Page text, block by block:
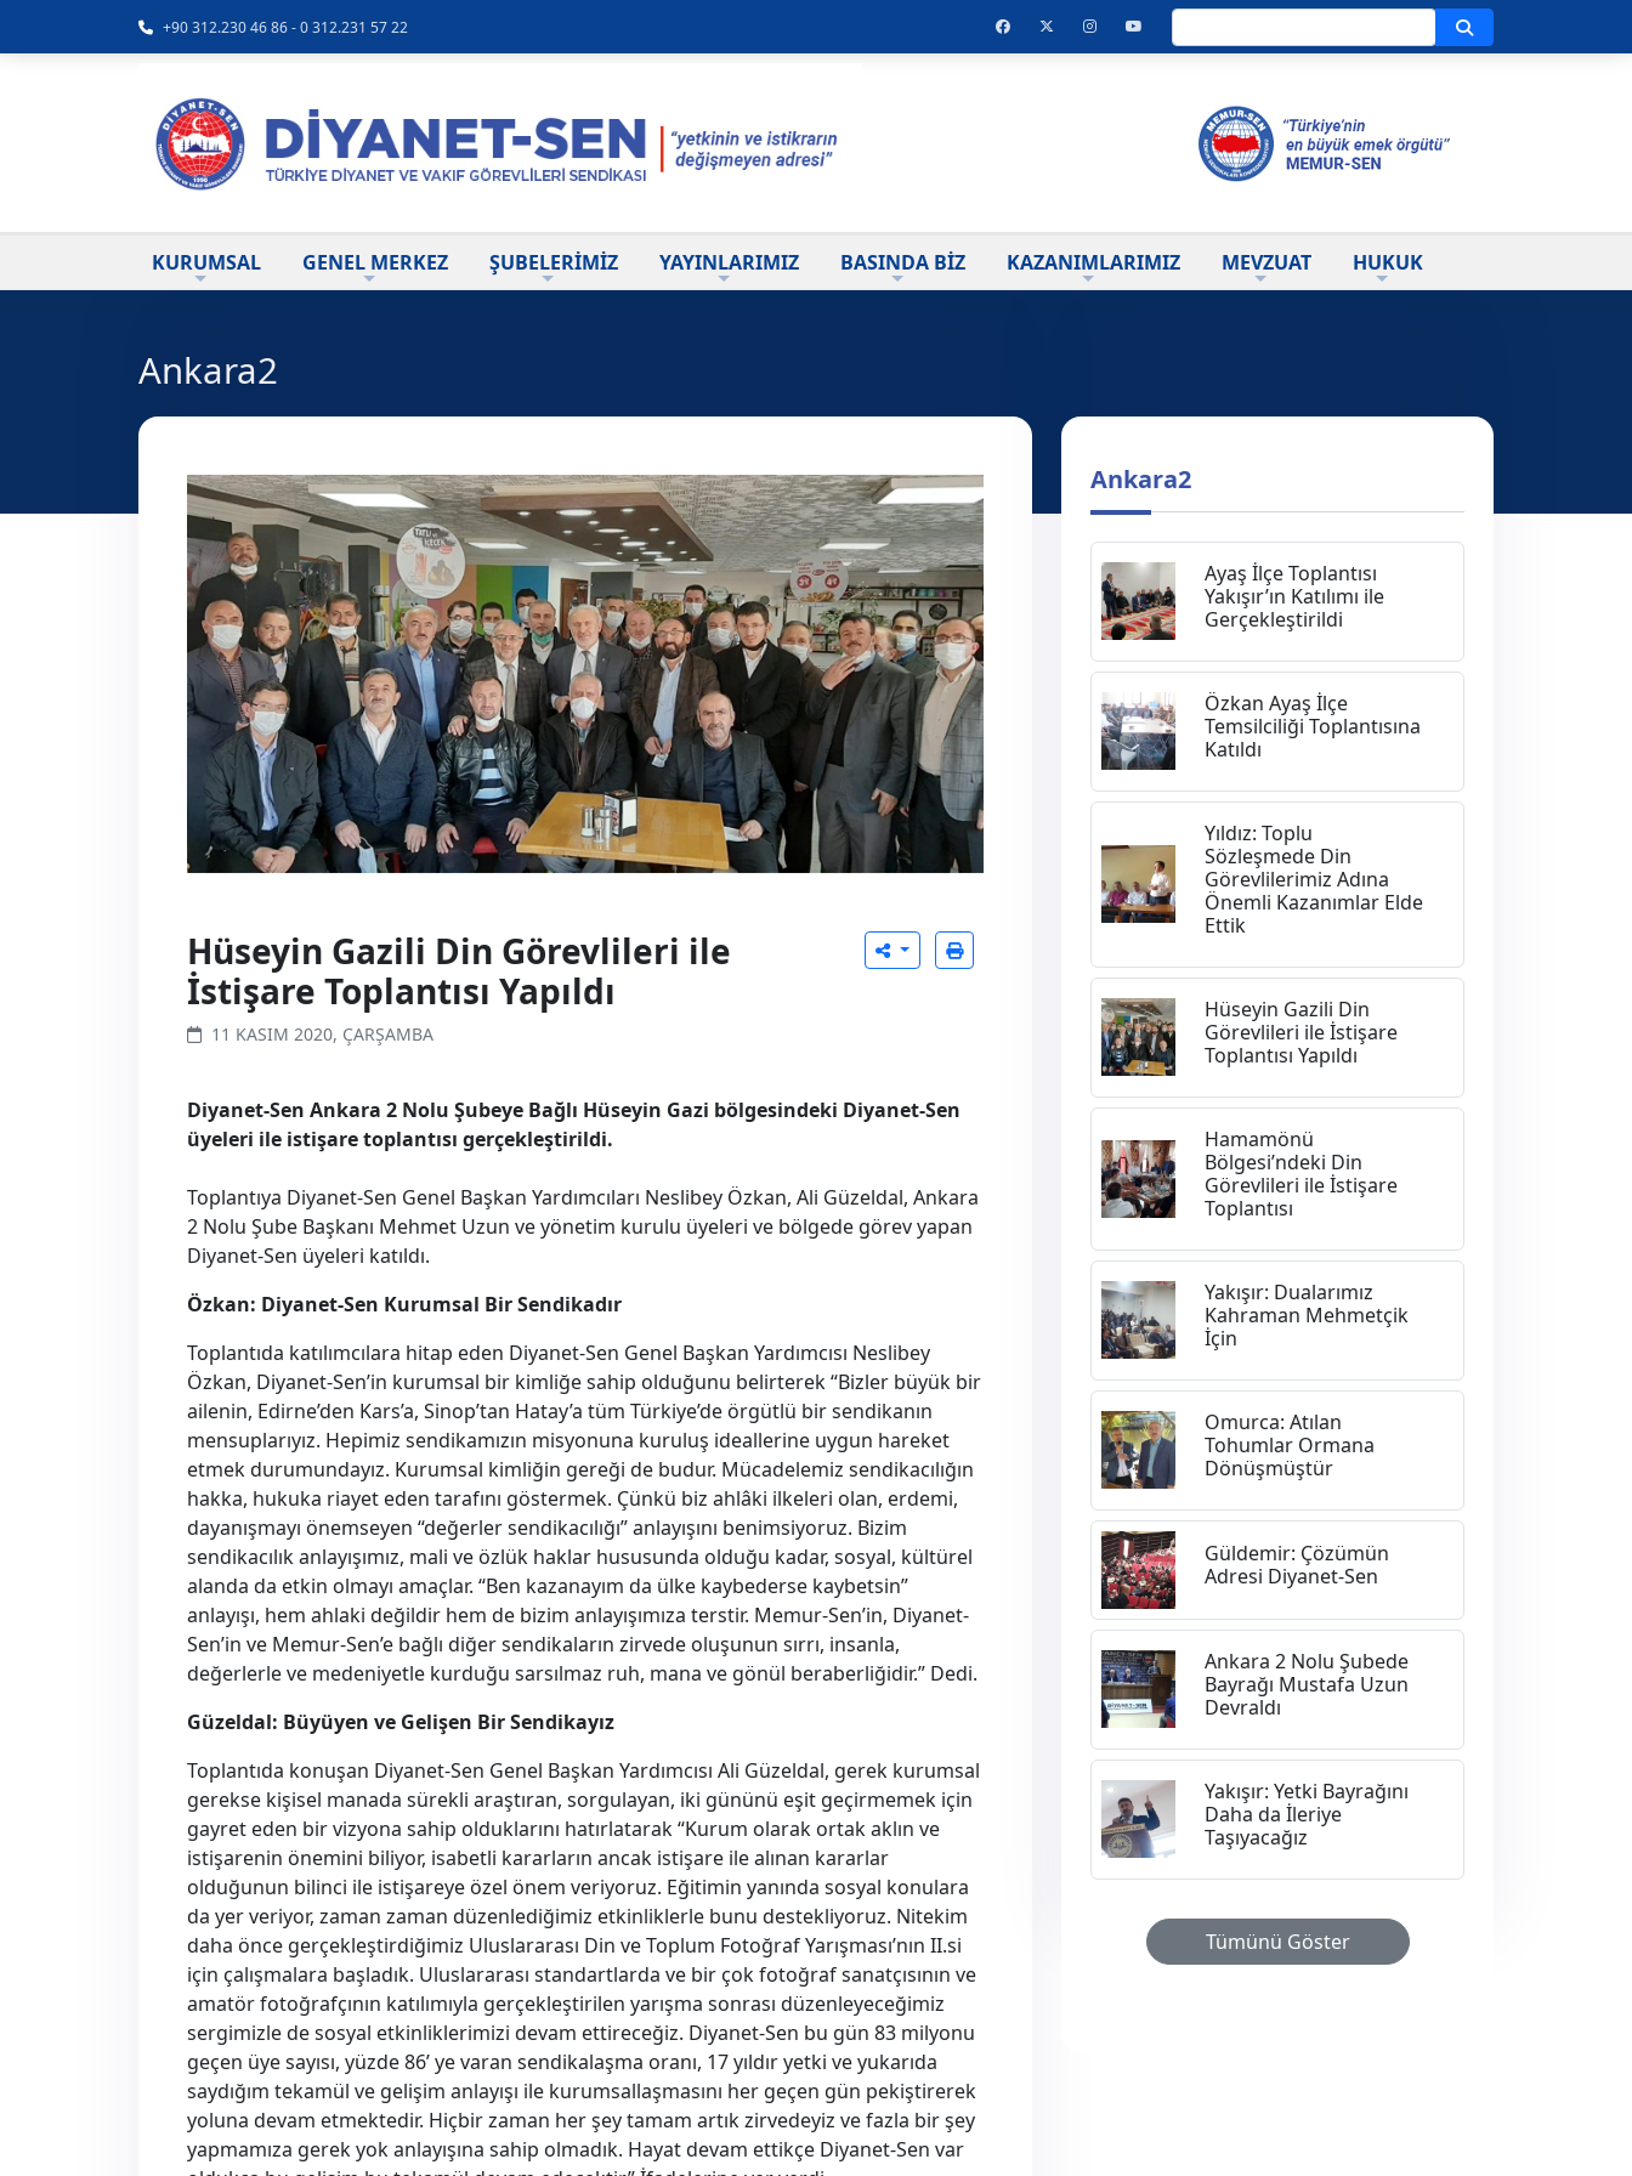
+90 312.230 46 86 - 0 312.231 57 22
KURUMSAL GENEL MERKEZ ŞUBELERİMİZ YAYINLARIMIZ BASINDA BİZ KAZANIMLARIMIZ MEVZUAT HUKUK
Ankara2
Hüseyin Gazili Din Görevlileri ile
İstişare Toplantısı Yapıldı
11 KASIM 2020, ÇARŞAMBA
Diyanet-Sen Ankara 2 Nolu Şubeye Bağlı Hüseyin Gazi bölgesindeki Diyanet-Sen
üyeleri ile istişare toplantısı gerçekleştirildi.
Toplantıya Diyanet-Sen Genel Başkan Yardımcıları Neslibey Özkan, Ali Güzeldal, Ankara
2 Nolu Şube Başkanı Mehmet Uzun ve yönetim kurulu üyeleri ve bölgede görev yapan
Diyanet-Sen üyeleri katıldı.
Özkan: Diyanet-Sen Kurumsal Bir Sendikadır
Toplantıda katılımcılara hitap eden Diyanet-Sen Genel Başkan Yardımcısı Neslibey
Özkan, Diyanet-Sen’in kurumsal bir kimliğe sahip olduğunu belirterek “Bizler büyük bir
ailenin, Edirne’den Kars’a, Sinop’tan Hatay’a tüm Türkiye’de örgütlü bir sendikanın
mensuplarıyız. Hepimiz sendikamızın misyonuna kuruluş ideallerine uygun hareket
etmek durumundayız. Kurumsal kimliğin gereği de budur. Mücadelemiz sendikacılığın
hakka, hukuka riayet eden tarafını göstermek. Çünkü biz ahlâki ilkeleri olan, erdemi,
dayanışmayı önemseyen “değerler sendikacılığı” anlayışını benimsiyoruz. Bizim
sendikacılık anlayışımız, mali ve özlük haklar hususunda olduğu kadar, sosyal, kültürel
alanda da etkin olmayı amaçlar. “Ben kazanayım da ülke kaybederse kaybetsin”
anlayışı, hem ahlaki değildir hem de bizim anlayışımıza terstir. Memur-Sen’in, Diyanet-
Sen’in ve Memur-Sen’e bağlı diğer sendikaların zirvede oluşunun sırrı, insanla,
değerlerle ve medeniyetle kurduğu sarsılmaz ruh, mana ve gönül beraberliğidir.” Dedi.
Güzeldal: Büyüyen ve Gelişen Bir Sendikayız
Toplantıda konuşan Diyanet-Sen Genel Başkan Yardımcısı Ali Güzeldal, gerek kurumsal
gerekse kişisel manada sürekli araştıran, sorgulayan, iki gününü eşit geçirmemek için
gayret eden bir vizyona sahip olduklarını hatırlatarak “Kurum olarak ortak aklın ve
istişarenin önemini biliyor, isabetli kararların ancak istişare ile alınan kararlar
olduğunun bilinci ile istişareye özel önem veriyoruz. Eğitimin yanında sosyal konulara
da yer veriyor, zaman zaman düzenlediğimiz etkinliklerle bunu destekliyoruz. Nitekim
daha önce gerçekleştirdiğimiz Uluslararası Din ve Toplum Fotoğraf Yarışması’nın II.si
için çalışmalara başladık. Uluslararası standartlarda ve bir çok fotoğraf sanatçısının ve
amatör fotoğrafçının katılımıyla gerçekleştirilen yarışma sonrası düzenleyeceğimiz
sergimizle de sosyal etkinliklerimizi devam ettireceğiz. Diyanet-Sen bu gün 83 milyonu
geçen üye sayısı, yüzde 86’ ye varan sendikalaşma oranı, 17 yıldır yetki ve yukarıda
saydığım tekamül ve gelişim anlayışı ile kurumsallaşmasını her geçen gün pekiştirerek
yoluna devam etmektedir. Hiçbir zaman her şey tamam artık zirvedeyiz ve fazla bir şey
yapmamıza gerek yok anlayışına sahip olmadık. Hayat devam ettikçe Diyanet-Sen var
Ankara2
Ayaş İlçe Toplantısı
Yakışır’ın Katılımı ile
Gerçekleştirildi
Özkan Ayaş İlçe
Temsilciliği Toplantısına
Katıldı
Yıldız: Toplu
Sözleşmede Din
Görevlilerimiz Adına
Önemli Kazanımlar Elde
Ettik
Hüseyin Gazili Din
Görevlileri ile İstişare
Toplantısı Yapıldı
Hamamönü
Bölgesi’ndeki Din
Görevlileri ile İstişare
Toplantısı
Yakışır: Dualarımız
Kahraman Mehmetçik
İçin
Omurca: Atılan
Tohumlar Ormana
Dönüşmüştür
Güldemir: Çözümün
Adresi Diyanet-Sen
Ankara 2 Nolu Şubede
Bayrağı Mustafa Uzun
Devraldı
Yakışır: Yetki Bayrağını
Daha da İleriye
Taşıyacağız
Tümünü Göster